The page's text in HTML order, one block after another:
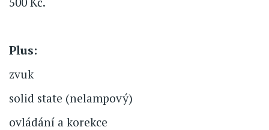
Plus:
zvuk
solid state (nelampový)
ovládání a korekce